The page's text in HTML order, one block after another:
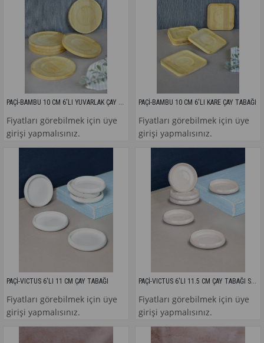
PAÇİ-BAMBU 10 CM 6'LI YUVARLAK ÇAY TABAĞI
Fiyatları görebilmek için üye
girişi yapmalısınız.
PAÇİ-BAMBU 10 CM 6'LI KARE ÇAY TABAĞI
Fiyatları görebilmek için üye
girişi yapmalısınız.
PAÇİ-VICTUS 6'LI 11 CM ÇAY TABAĞI
Fiyatları görebilmek için üye
girişi yapmalısınız.
PAÇİ-VICTUS 6'LI 11.5 CM ÇAY TABAĞI SETİ
Fiyatları görebilmek için üye
girişi yapmalısınız.